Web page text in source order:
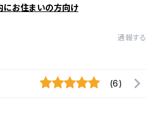
にお住まいの方向け
通報する
(6)